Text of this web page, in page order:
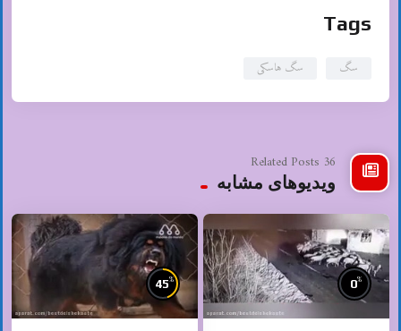
Tags
سگ سگ هاسکی
36 Related Posts
ویدیوهای مشابه
0%
45%